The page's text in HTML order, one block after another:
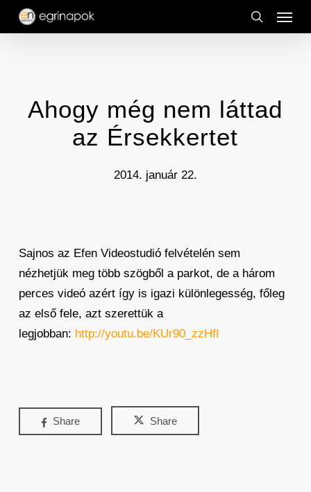
Skip
search
Menu
Ahogy még nem láttad
az Érsekkertet
2014. január 22.
Sajnos az Efen Videostudió felvételén sem
nézhetjük meg több szögből a parkot, de a három
perces videó azért így is igazi különlegesség, főleg
az első fele, azt szerettük a
legjobban: http://youtu.be/KUr90_zzHfI
Share Share